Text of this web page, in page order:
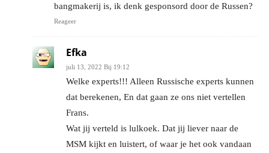
bangmakerij is, ik denk gesponsord door de Russen?
Reageer
Efka
juli 13, 2022 Bij 19:12
Welke experts!!! Alleen Russische experts kunnen
dat berekenen, En dat gaan ze ons niet vertellen
Frans.
Wat jij verteld is lulkoek. Dat jij liever naar de
MSM kijkt en luistert, of waar je het ook vandaan